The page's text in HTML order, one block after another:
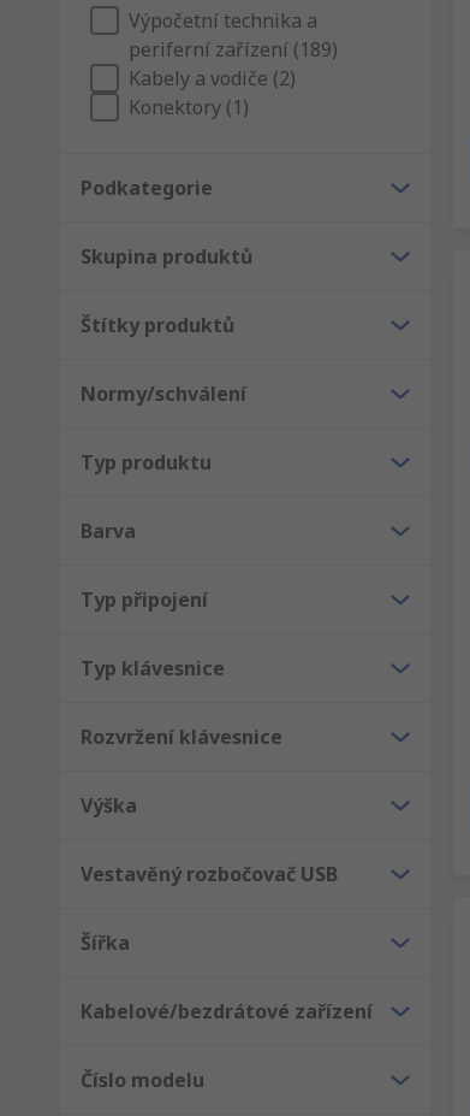
Výpočetní technika a
periferní zařízení (189)
Kabely a vodiče (2)
Konektory (1)
Podkategorie
Skupina produktů
Štítky produktů
Normy/schválení
Typ produktu
Barva
Typ připojení
Typ klávesnice
Rozvržení klávesnice
Výška
Vestavěný rozbočovač USB
Šířka
Kabelové/bezdrátové zařízení
Číslo modelu